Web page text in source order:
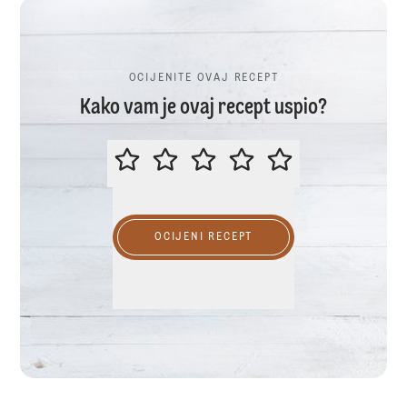
OCIJENITE OVAJ RECEPT
Kako vam je ovaj recept uspio?
OCIJENITE OVAJ RECEPT
OCIJENI RECEPT